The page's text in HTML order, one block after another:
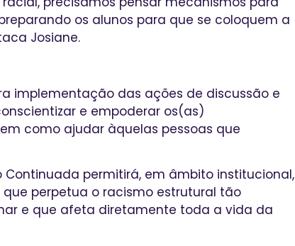
os alunos para que se coloquem a
Josiane.
implementação das ações de discussão e
e empoderar os(as)
como ajudar àquelas pessoas que
permitirá, em âmbito institucional,
perpetua o racismo estrutural tão
e que afeta diretamente toda a vida da